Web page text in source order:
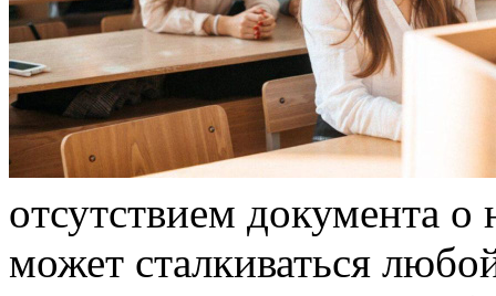
oтсутствиeм документа
может сталкиваться